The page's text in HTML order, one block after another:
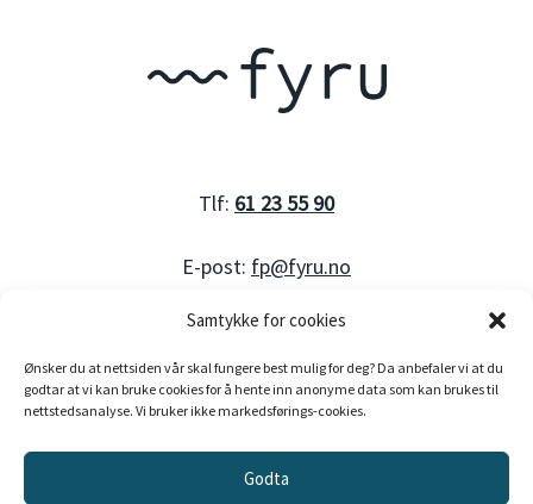
Samtykke for cookies
Ønsker du at nettsiden vår skal fungere best mulig for deg? Da anbefaler vi at du
godtar at vi kan bruke cookies for å hente inn anonyme data som kan brukes til
nettstedsanalyse. Vi bruker ikke markedsførings-cookies.
Godta
Tlf: 61 23 55 90
E-post: fp@fyru.no
Org. nummer: 983 530 176